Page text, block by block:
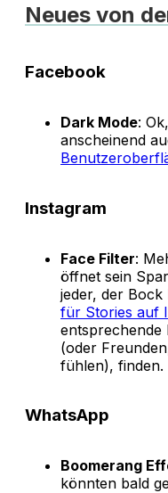
Neues von
Facebook
Dark Mode:
anscheinend
Instagram
Face Filter:
öffnet sein
jeder, der Bock
für Stories auf
(oder
fühlen), finden.
WhatsApp
Boomerang
könnten bald